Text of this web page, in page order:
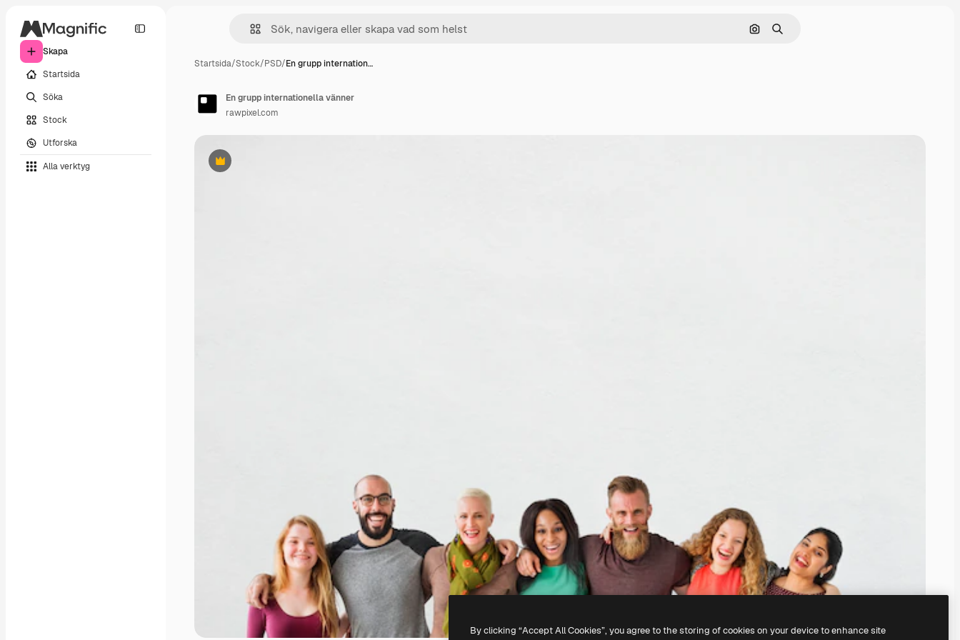
Skapa
Startsida
Söka
Stock
Utforska
Alla verktyg
Sök efter bild
Söka
Startsida/Stock/PSD/En grupp internation…
Premie
En grupp internationella vänner
rawpixel.com
By clicking “Accept All Cookies”, you agree to the storing of cookies on your device to enhance site